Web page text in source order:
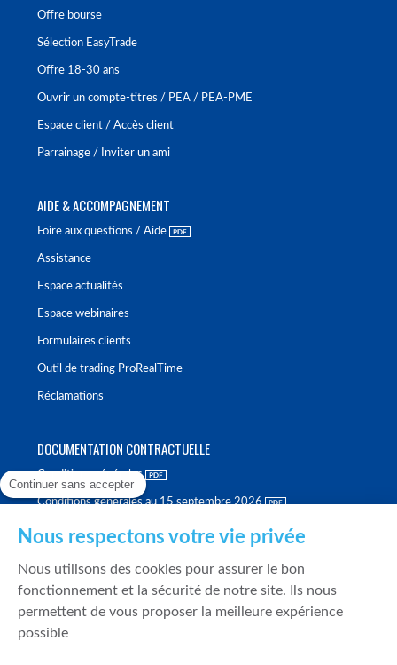
Offre bourse
Sélection EasyTrade
Offre 18-30 ans
Ouvrir un compte-titres / PEA / PEA-PME
Espace client / Accès client
Parrainage / Inviter un ami
AIDE & ACCOMPAGNEMENT
Foire aux questions / Aide
Assistance
Espace actualités
Espace webinaires
Formulaires clients
Outil de trading ProRealTime
Réclamations
DOCUMENTATION CONTRACTUELLE
Conditions générales
Conditions générales au 15 septembre 2026
Politique de meilleure sélection
Politique de durabilité
Fonds de garantie des dépôts et de résolution
Continuer sans accepter
Nous respectons votre vie privée
Nous utilisons des cookies pour assurer le bon
fonctionnement et la sécurité de notre site. Ils nous
permettent de vous proposer la meilleure expérience
possible